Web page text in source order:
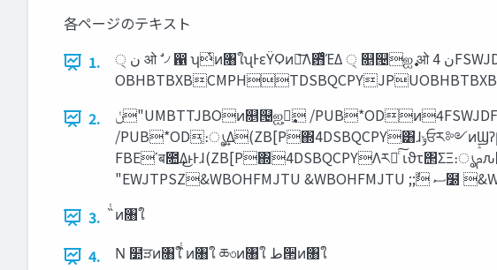
各ページのテキスト
1.
੍ ‫ن‬ ओ ࣗ ৴ ഑ ʮͭͷ৘ใʯͰεΫϘͷྑ͞Λ఻͑ͯΈΔ ੍ ௕୔ஐ࣏ ओ ‫ن‬ 4FSWJDF&WBOHFMJTN-FBEBU/05"*OD ֤ࢿྉͷҾ༻͸ɺจԽி2"ʹ‫ͮ͘ج‬ʮҾ༻ʯͱ͍ͯ͠·͢ ഑ ৴ ࣗ
OBHBTBXBCMPHTDSBQCPYJPUOBHBTBXB
2.
‫"ݩ‬UMBTTJBOͷ௕୔ஐ࣏ࢯ͕ /PUB*ODͷ4FSWJDF&WBOHFMJTN-FBEʹब೚ ௕୔ࢯΛ4FSWJDF&WBOHFMJTN-FBEʹܴ͑ͨཧ༝
/PUB*OD͕։ൃ͢Δ(ZB[P΍4DSBQCPY͸ɺ‫ݸ‬ਓར༻ͷϢʔβʔ΍։ൃऀίϛϡχςΟΛத৺ʹ ޿·Γɺঃʑʹ‫Ͱۀا‬ͷར༻΋૿͑ͯࢀΓ·ͨ͠ɻ ௕୔ࢯ͕4FSWJDF&WBOHFMJTN-
FBEʹब೚͢Δ͜ͱͰɺ(ZB[P΍4DSBQCPYΛར༻ͨ͠ ιϑτ΢ΣΞ։ൃࢧԉ΍ɺϢʔβʔίϛϡχςΟͱͷͭͳ͕Γͷ‫ڧ‬ԽʹऔΓ૊ΜͰ·͍Γ·͢ɻ ࣄ‫ͱۀ‬ϓϩμΫτʹ஌‫͢ݙߩͰݟ‬Δࣄ‫ۀ‬Λల։ 4FSWJDF&WBOHFMJTN-FBE
3.
̏ͭͷ৘ใ
4.
Ν ໺ੜͷ৘ใ ̏ͭͷ৘ใ ཆ৩ͷ৘ใ ‫ط‬੒ͷ৘ใ